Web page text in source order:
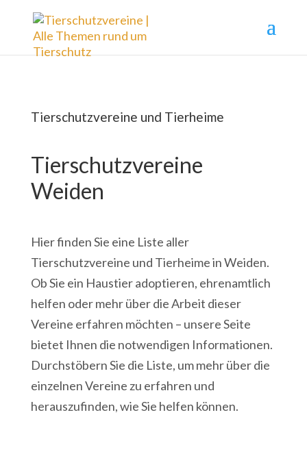
Tierschutzvereine und Tierheime
Tierschutzvereine
Weiden
Hier finden Sie eine Liste aller
Tierschutzvereine und Tierheime in Weiden.
Ob Sie ein Haustier adoptieren, ehrenamtlich
helfen oder mehr über die Arbeit dieser
Vereine erfahren möchten – unsere Seite
bietet Ihnen die notwendigen Informationen.
Durchstöbern Sie die Liste, um mehr über die
einzelnen Vereine zu erfahren und
herauszufinden, wie Sie helfen können.